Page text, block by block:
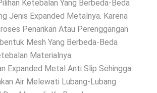
Ketebalan Yang Berbeda-Beda
Jenis Expanded Metalnya. Karena
Penarikan Atau Perenggangan
Mesh Yang Berbeda-Beda
Materialnya.
Expanded Metal Anti Slip Sehingga
Air Melewati Lubang-Lubang